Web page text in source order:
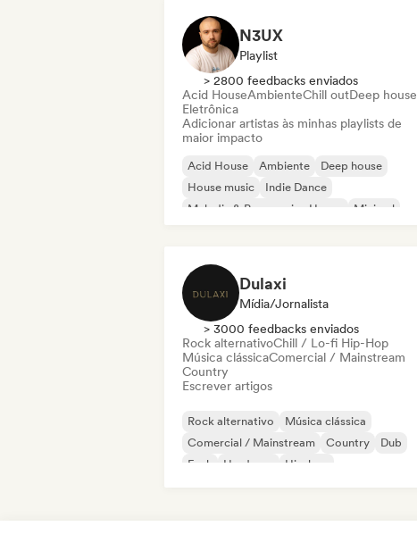
N3UX
Playlist
> 2800 feedbacks enviados
Acid HouseAmbienteChill outDeep house
Eletrônica
Adicionar artistas às minhas playlists de
maior impacto
Acid House Ambiente
Deep house
House music
Indie Dance
Melodic & Progressive House
Minimal
Dulaxi
Mídia/Jornalista
> 3000 feedbacks enviados
Rock alternativoChill / Lo-fi Hip-Hop
Música clássicaComercial / Mainstream
Country
Escrever artigos
Rock alternativo
Música clássica
Comercial / Mainstream
Country
Dub
Funk
Hardcore Hip-hop